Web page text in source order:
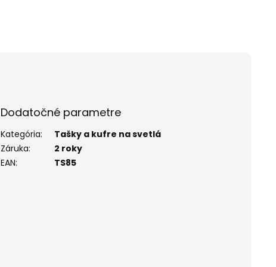
Dodatočné parametre
Kategória:
Tašky a kufre na svetlá
Záruka:
2 roky
EAN: TS85